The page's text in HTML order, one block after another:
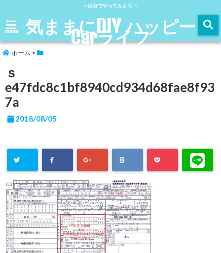
～自分でやってみよう!～
menu 気ままにDIY ハッピー
Carライフ
ホーム >
ｓ
e47fdc8c1bf8940cd934d68fae8f93
7a
2018/08/05